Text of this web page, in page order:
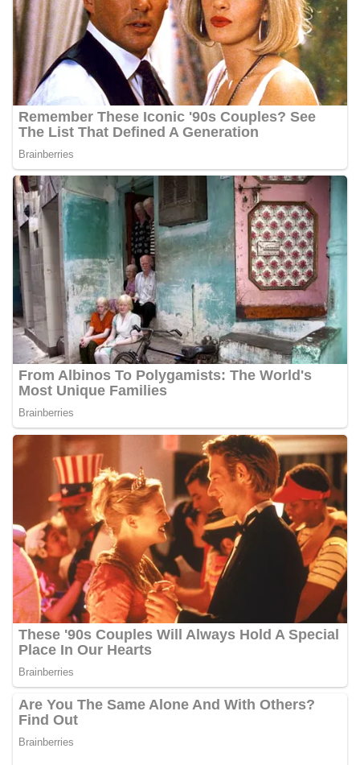
Bhabinkamtibmas di tengah-tengah warga
diharapkan dapat semakin mempererat
hubungan kemitraan antara Polri dan
masyarakat, sekaligus membangun kesadaran
kolektif warga akan pentingnya menjaga
keamanan, ketertiban, dan kekompakan
lingkungan, khususnya dalam menyambut
momentum bersejarah HUT Kemerdekaan
Republik Indonesia.‎Kegiatan sambang ini
rencananya akan terus dilaksanakan secara rutin
oleh Bhabinkamtibmas di wilayah Kelurahan
Sunggal sebagai bagian dari upaya menciptakan
situasi Kamtibmas yang aman dan kondusif,
sekaligus menumbuhkan semangat nasionalisme
warga dalam menyambut Hari Kemerdekaan RI.
Ini Alasan Plh Sekda Medan Sarankan Jhon Ester
Lase Segera Dievaluasi
Percepat Penanganan Infrastruktur Kota Medan,
Dinas SDABMBK Perkuat Sinergi dengan
Kecamatan
Ketua DPRD Medan Terima Silaturahmi Kapolres
Belawan, Bahas Narkoba, Kriminalitas hingga
Potensi Ekonomi